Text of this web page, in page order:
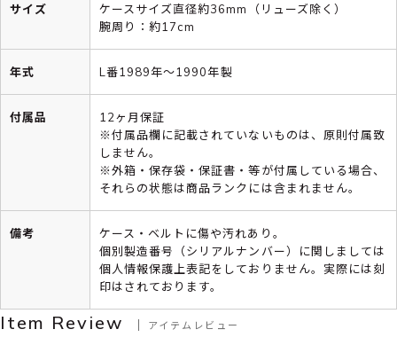
サイズ
ケースサイズ直径約36mm（リューズ除く）
腕周り：約17cm
年式 L番1989年～1990年製
付属品
12ヶ月保証
※付属品欄に記載されていないものは、原則付属致
しません。
※外箱・保存袋・保証書・等が付属している場合、
それらの状態は商品ランクには含まれません。
備考
ケース・ベルトに傷や汚れあり。
個別製造番号（シリアルナンバー）に関しましては
個人情報保護上表記をしておりません。実際には刻
印はされております。
Item Review アイテムレビュー